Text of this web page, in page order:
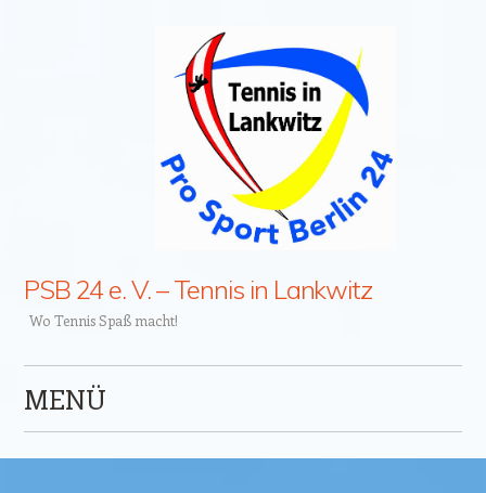
PSB 24 e. V. – Tennis in Lankwitz
Wo Tennis Spaß macht!
MENÜ